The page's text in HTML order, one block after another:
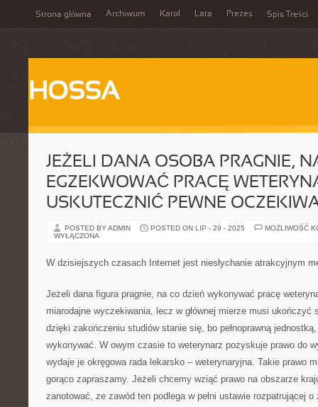
Strona główna Archiwum Karol Lata Prezes Spis Treści
HOSSA
JEŻELI DANA OSOBA PRAGNIE,
EGZEKWOWAĆ PRACĘ
USKUTECZNIĆ PEWNE
POSTED BY ADMIN POSTED ON LIP - 29 - 2025
MOŻLIWOŚĆ
WYŁĄCZONA
W dzisiejszych czasach Internet jest niesłychanie atrakcyjnym
Jeżeli dana figura pragnie, na co dzień wykonywać pracę
miarodajne wyczekiwania, lecz w głównej mierze musi ukończyć
dzięki zakończeniu studiów stanie się, bo pełnoprawną
wykonywać. W owym czasie to weterynarz pozyskuje prawo do
wydaje je okręgowa rada lekarsko – weterynaryjna. Takie prawo
gorąco zapraszamy. Jeżeli chcemy wziąć prawo na obszarze
zanotować, ze zawód ten podlega w pełni ustawie rozpatrującej o